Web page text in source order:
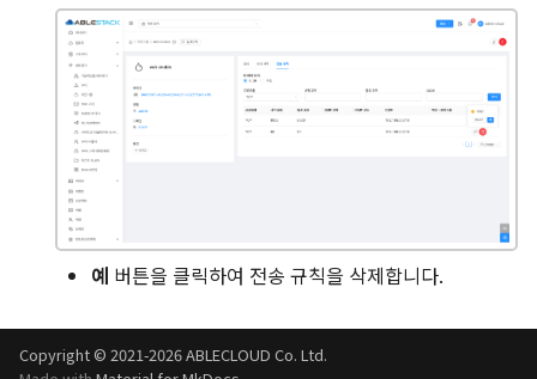
예 버튼을 클릭하여 전송 규칙을 삭제합니다.
Copyright © 2021-2026 ABLECLOUD Co. Ltd.